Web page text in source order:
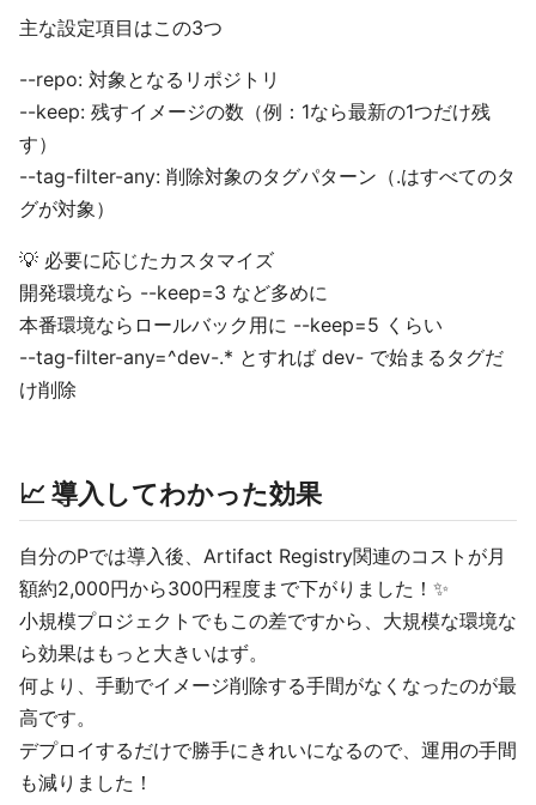
主な設定項目はこの3つ
--repo: 対象となるリポジトリ
--keep: 残すイメージの数（例：1なら最新の1つだけ残
す）
--tag-filter-any: 削除対象のタグパターン（.はすべてのタ
グが対象）
💡 必要に応じたカスタマイズ
開発環境なら --keep=3 など多めに
本番環境ならロールバック用に --keep=5 くらい
--tag-filter-any=^dev-.* とすれば dev- で始まるタグだ
け削除
📈 導入してわかった効果
自分のPでは導入後、Artifact Registry関連のコストが月
額約2,000円から300円程度まで下がりました！✨
小規模プロジェクトでもこの差ですから、大規模な環境な
ら効果はもっと大きいはず。
何より、手動でイメージ削除する手間がなくなったのが最
高です。
デプロイするだけで勝手にきれいになるので、運用の手間
も減りました！